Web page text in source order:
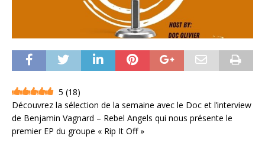
5 (18)
Découvrez la sélection de la semaine avec le Doc et l’interview
de Benjamin Vagnard – Rebel Angels qui nous présente le
premier EP du groupe « Rip It Off »